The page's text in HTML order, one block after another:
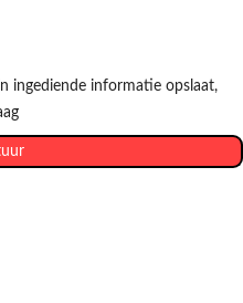
ingediende informatie opslaat,